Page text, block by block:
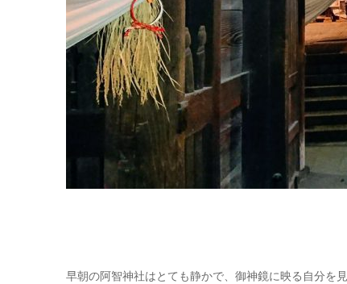
早朝の阿智神社はとても静かで、御神鏡に映る自分を